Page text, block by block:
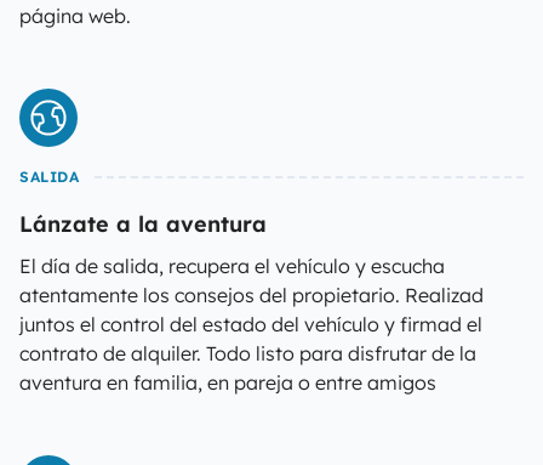
página web.
SALIDA
Lánzate a la aventura
El día de salida, recupera el vehículo y escucha
atentamente los consejos del propietario. Realizad
juntos el control del estado del vehículo y firmad el
contrato de alquiler. Todo listo para disfrutar de la
aventura en familia, en pareja o entre amigos